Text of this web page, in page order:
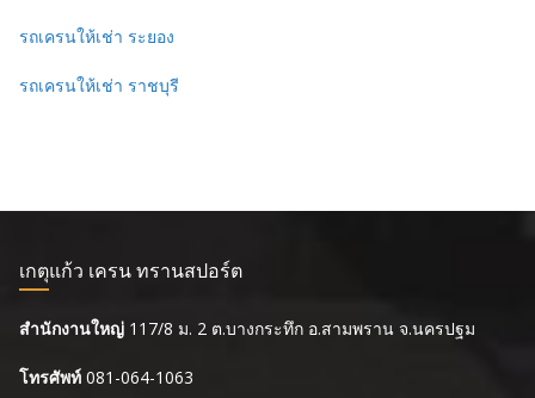
รถเครนให้เช่า ระยอง
รถเครนให้เช่า ราชบุรี
เกตุแก้ว เครน ทรานสปอร์ต
สำนักงานใหญ่ 117/8 ม. 2 ต.บางกระทึก อ.สามพราน จ.นครปฐม
โทรศัพท์ 081-064-1063